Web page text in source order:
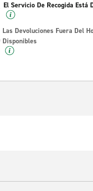
El Servicio De Recogida Está
Las Devoluciones Fuera Del
Disponibles